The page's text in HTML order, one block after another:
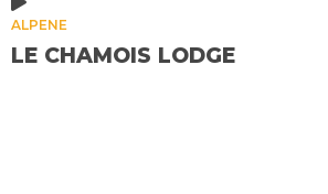
ALPENE
LE CHAMOIS LODGE